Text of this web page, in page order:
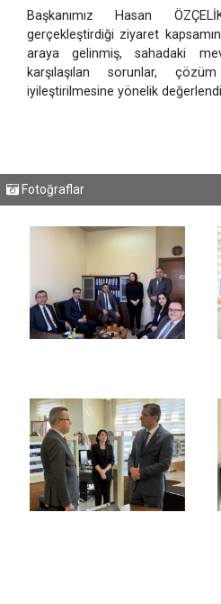
Başkanımız Hasan
gerçekleştirdiği ziyaret
araya gelinmiş, sahadaki
karşılaşılan sorunlar,
iyileştirilmesine yönelik
Fotoğraflar